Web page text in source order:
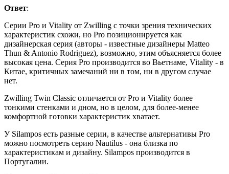
Ответ:
Серии Pro и Vitality от Zwilling с точки зрения технических
характеристик схожи, но Pro позиционируется как
дизайнерская серия (авторы - известные дизайнеры Matteo
Thun & Antonio Rodriguez), возможно, этим объясняется более
высокая цена. Серия Pro производится во Вьетнаме, Vitality - в
Китае, критичных замечаний ни в том, ни в другом случае
нет.
Zwilling Twin Classic отличается от Pro и Vitality более
тонкими стенками и дном, но в целом, для более-менее
комфортной готовки характеристик хватает.
У Silampos есть разные серии, в качестве альтернативы Pro
можно посмотреть серию Nautilus - она близка по
характеристикам и дизайну. Silampos производится в
Португалии.